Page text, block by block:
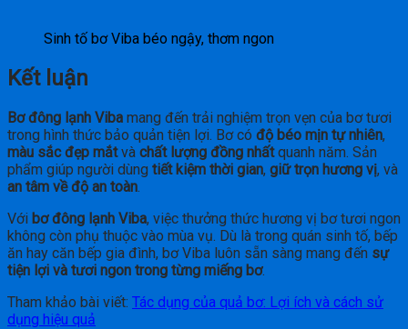
Sinh tố bơ Viba béo ngậy, thơm ngon
Kết luận
Bơ đông lạnh Viba mang đến trải nghiệm trọn vẹn của bơ tươi
trong hình thức bảo quản tiện lợi. Bơ có độ béo mịn tự nhiên,
màu sắc đẹp mắtvà chất lượng đồng nhấtquanh năm. Sản
phẩm giúp người dùng tiết kiệm thời gian, giữ trọn hương vị, và
an tâm về độ an toàn.
Với bơ đông lạnh Viba, việc thưởng thức hương vị bơ tươi ngon
không còn phụ thuộc vào mùa vụ. Dù là trong quán sinh tố, bếp
ăn hay căn bếp gia đình, bơ Viba luôn sẵn sàng mang đến sự
tiện lợi và tươi ngon trong từng miếng bơ.
Tham khảo bài viết: Tác dụng của quả bơ: Lợi ích và cách sử
dụng hiệu quả